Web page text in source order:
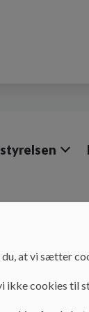
du, at vi sætter
ikke cookies til